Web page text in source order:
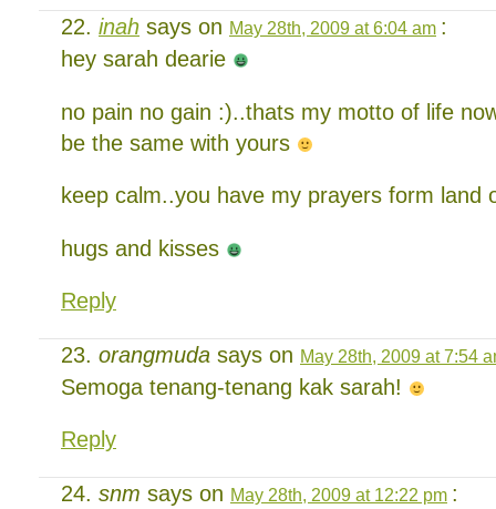
inah says on May 28th, 2009 at 6:04 am :
hey sarah dearie
no pain no gain :)..thats my motto of life
be the same with yours
keep calm..you have my prayers form land
hugs and kisses
Reply
orangmuda says on May 28th, 2009 at 7:54
Semoga tenang-tenang kak sarah!
Reply
snm says on May 28th, 2009 at 12:22 pm :